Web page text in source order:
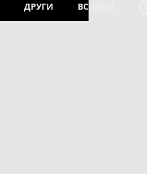
ДРУГИ ВСИЧКИ